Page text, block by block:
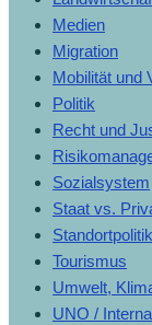
Medien
Migration
Mobilität und
Politik
Recht und
Sozialsystem
Staat vs.
Standortpolitik
Tourismus
Umwelt,
UNO /